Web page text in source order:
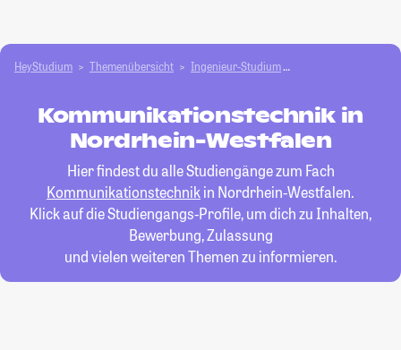
HeyStudium Themenübersicht Ingenieur-Studium
Kommunikationstechnik in
Nordrhein-Westfalen
Hier findest du alle Studiengänge zum Fach
Kommunikationstechnikin Nordrhein-Westfalen.
Klick auf die Studiengangs-Profile, um dich zu Inhalten,
Bewerbung, Zulassung
und vielen weiteren Themen zu informieren.